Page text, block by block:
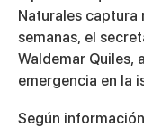
seconds
of
9
minutes,
51
seconds
Naturales captura
semanas, el
Waldemar Quiles,
emergencia en la
Según